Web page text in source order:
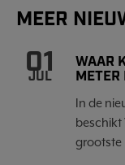
MEER
01
JUL
WAAR
METER
In de
beschikt
grootste